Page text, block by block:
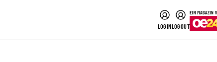
LOGINLOGOUT